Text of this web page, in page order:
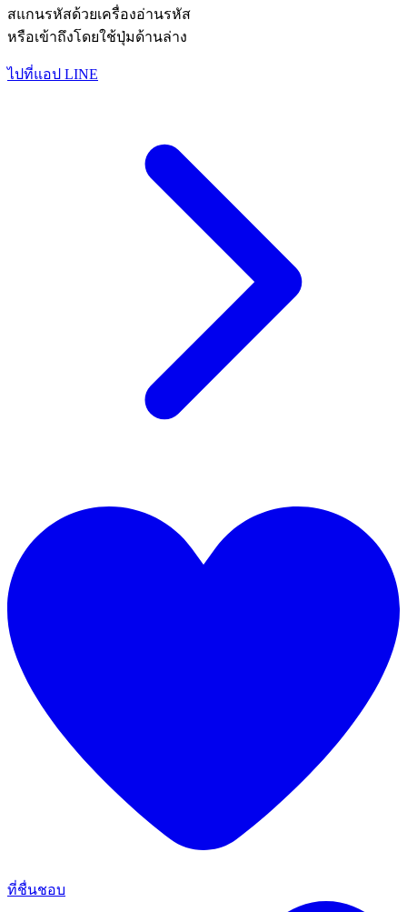
สแกนรหัสด้วยเครื่องอ่านรหัส
หรือเข้าถึงโดยใช้ปุ่มด้านล่าง
ไปที่แอป LINE
ที่ชื่นชอบ